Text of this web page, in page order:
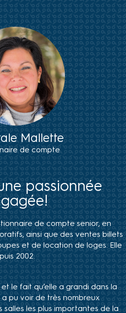
Mallette
de compte
passionnée
de compte senior, en
ainsi que des ventes billets
et de location de loges. Elle
2002.
le fait qu’elle a grandi dans la
pu voir de très nombreux
les plus importantes de la